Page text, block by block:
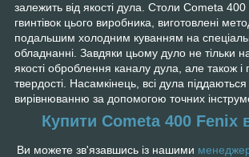
залежить від якості дула. Столи Cometa 400
гвинтівок цього виробника, виготовлені
подальшим холодним куванням на
обладнанні. Завдяки цьому дуло не тільки
якості оброблення каналу дула, але також і
твердості. Насамкінець, всі дула
вирівнюванню за допомогою точних
Купити Cometa 400 Fenix в
Ви можете зв'язавшись із нашими